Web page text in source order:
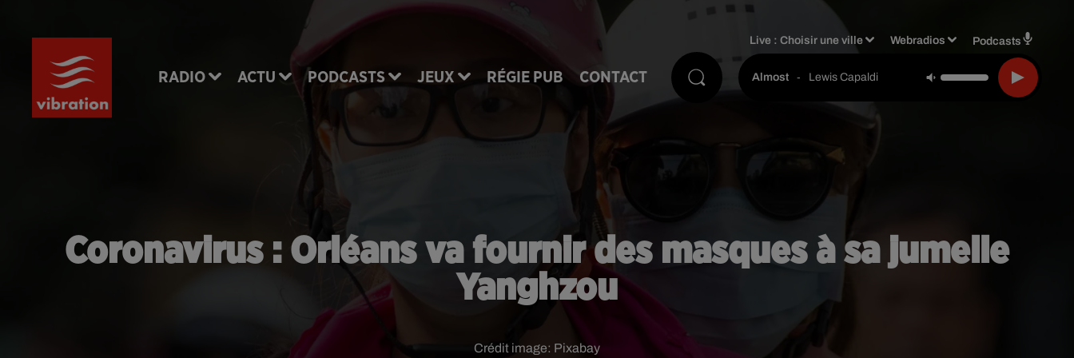
RADIO ACTU PODCASTS JEUX RÉGIE PUB CONTACT
Live :Choisir une ville Webradios Podcasts
Almost - Lewis Capaldi
Coronavirus : Orléans va fournir des masques à sa jumelle
Yanghzou
Crédit image: Pixabay